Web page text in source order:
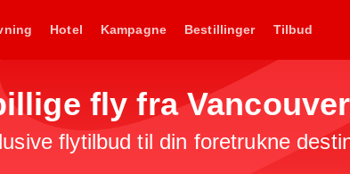
Hotel Kampagne Bestillinger Tilbud
fly fra
flytilbud til din foretrukne